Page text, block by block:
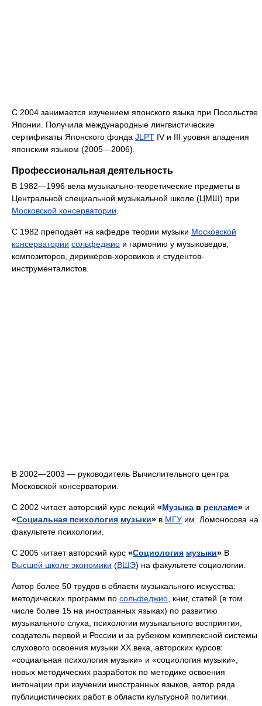
С 2004 занимается изучением японского языка при Посольстве
Японии. Получила международные лингвистические
сертификаты Японского фонда JLPT IV и III уровня владения
японским языком (2005—2006).
Профессиональная деятельность
В 1982—1996 вела музыкально-теоретические предметы в
Центральной специальной музыкальной школе (ЦМШ) при
Московской консерватории.
С 1982 преподаёт на кафедре теории музыки Московской
консерватории сольфеджио и гармонию у музыковедов,
композиторов, дирижёров-хоровиков и студентов-
инструменталистов.
В 2002—2003 — руководитель Вычислительного центра
Московской консерватории.
С 2002 читает авторский курс лекций «Музыка в рекламе» и
«Социальная психология музыки» в МГУ им. Ломоносова на
факультете психологии.
С 2005 читает авторский курс «Социология музыки» В
Высшей школе экономики (ВШЭ) на факультете социологии.
Автор более 50 трудов в области музыкального искусства:
методических программ по сольфеджио, книг, статей (в том
числе более 15 на иностранных языках) по развитию
музыкального слуха, психологии музыкального восприятия,
создатель первой и России и за рубежом комплексной системы
слухового освоения музыки XX века, авторских курсов:
«социальная психология музыки» и «социология музыки»,
новых методических разработок по методике освоения
интонации при изучении иностранных языков, автор ряда
публицистических работ в области культурной политики.